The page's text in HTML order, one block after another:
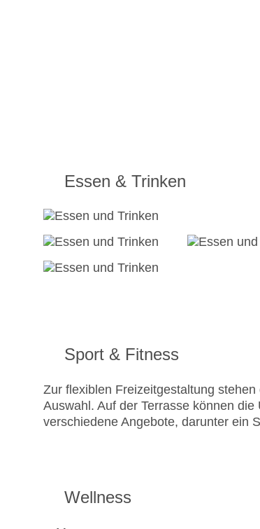
Essen & Trinken
Sport & Fitness
Zur flexiblen Freizeitgestaltung
Auswahl. Auf der Terrasse können
verschiedene Angebote, darunter ein
Wellness